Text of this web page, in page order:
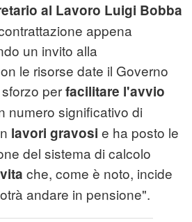
al Lavoro Luigi Bobba
appena
un invito alla
le risorse date il Governo
perfacilitare l'avvio
numero significativo di
lavori gravosi e ha posto le
del sistema di calcolo
che, come è noto, incide
andare in pensione".